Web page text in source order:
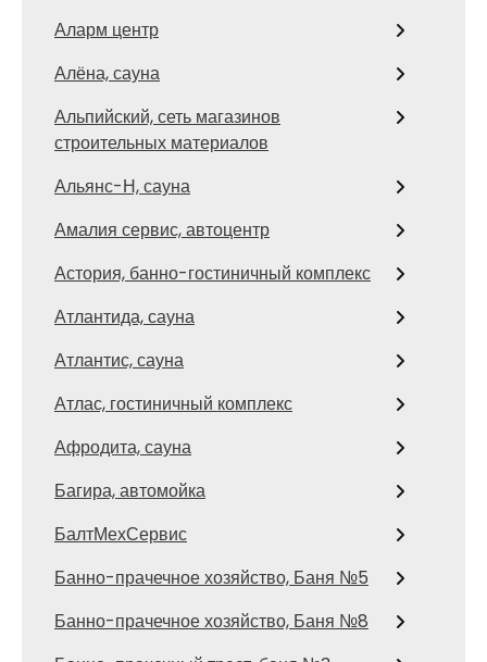
Аларм центр
Алёна, сауна
Альпийский, сеть магазинов
строительных материалов
Альянс-Н, сауна
Амалия сервис, автоцентр
Астория, банно-гостиничный комплекс
Атлантида, сауна
Атлантис, сауна
Атлас, гостиничный комплекс
Афродита, сауна
Багира, автомойка
БалтМехСервис
Банно-прачечное хозяйство, Баня №5
Банно-прачечное хозяйство, Баня №8